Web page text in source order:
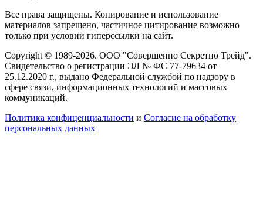
Все права защищены. Копирование и использование
материалов запрещено, частичное цитирование возможно
только при условии гиперссылки на сайт.
Copyright © 1989-2026. ООО "Совершенно Секретно Трейд".
Свидетельство о регистрации ЭЛ № ФС 77-79634 от
25.12.2020 г., выдано Федеральной службой по надзору в
сфере связи, информационных технологий и массовых
коммуникаций.
Политика конфиценциальности и Согласие на обработку
персональных данных